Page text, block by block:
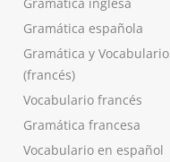
Gramática española
Gramática y Vocabulario
(francés)
Vocabulario francés
Gramática francesa
Vocabulario en español